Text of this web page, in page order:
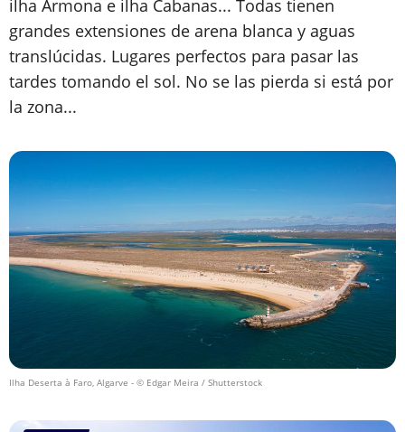
ilha Armona e ilha Cabanas... Todas tienen
grandes extensiones de arena blanca y aguas
translúcidas. Lugares perfectos para pasar las
tardes tomando el sol. No se las pierda si está por
la zona...
Ilha Deserta à Faro, Algarve - © Edgar Meira / Shutterstock